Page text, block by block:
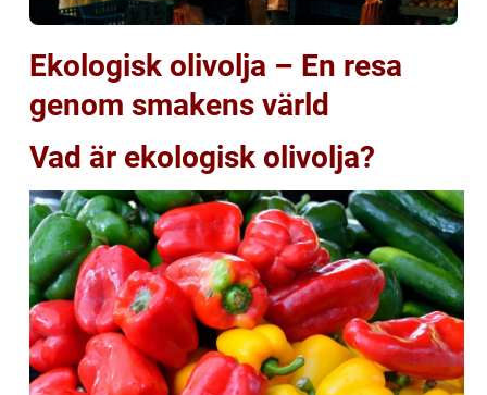
Ekologisk olivolja – En resa
genom smakens värld
Vad är ekologisk olivolja?